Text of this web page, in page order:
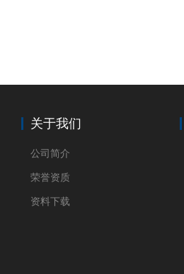
关于我们
公司简介
荣誉资质
资料下载